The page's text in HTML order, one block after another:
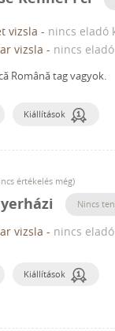
vizsla - nincs eladó
vizsla - nincs
Română tag vagyok.
Kiállítások
értékelés még)
Nincs
vizsla - nincs
Kiállítások